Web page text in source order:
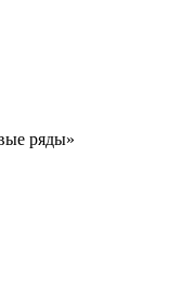
ряды»